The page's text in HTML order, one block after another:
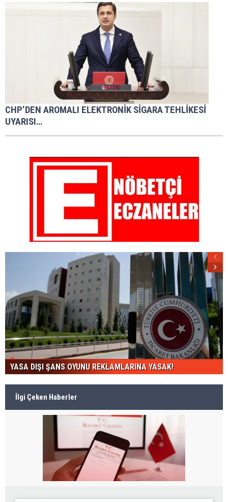
CHP’DEN AROMALI ELEKTRONİK SİGARA TEHLİKESİ
UYARISI…
YASA DIŞI ŞANS OYUNU REKLAMLARINA YASAK!
İlgi Çeken Haberler